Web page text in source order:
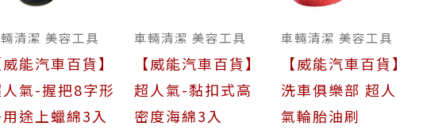
清潔 美容工具
能汽車百貨】
氣-握把8字形
途上蠟綿3入
車輛清潔 美容工具
【威能汽車百貨】
超人氣-黏扣式高
密度海綿3入
車輛清潔 美容工具
【威能汽車百貨】
洗車俱樂部 超人
氣輪胎油刷